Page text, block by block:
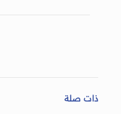
ذات صلة